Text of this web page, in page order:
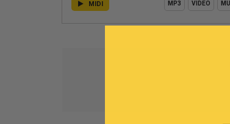
MIDI MP3 VIDEO